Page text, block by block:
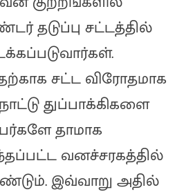
தடுப்பு சட்டத்தில்
சட்ட விரோதமாக
துப்பாக்கிகளை
தாமாக
வனச்சரகத்தில்
இவ்வாறு அதில்